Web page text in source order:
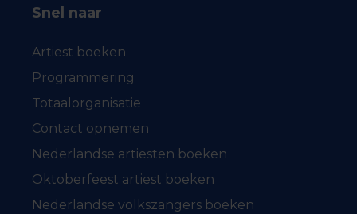
Snel naar
Artiest boeken
Programmering
Totaalorganisatie
Contact opnemen
Nederlandse artiesten boeken
Oktoberfeest artiest boeken
Nederlandse volkszangers boeken